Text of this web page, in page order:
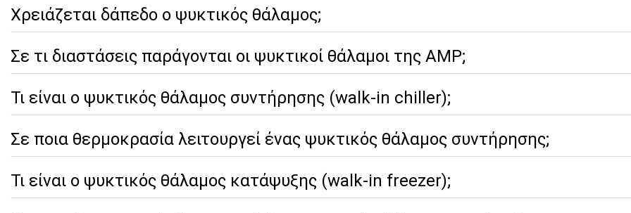
Χρειάζεται δάπεδο ο ψυκτικός θάλαμος;
Σε τι διαστάσεις παράγονται οι ψυκτικοί θάλαμοι της AMP;
Τι είναι ο ψυκτικός θάλαμος συντήρησης (walk-in chiller);
Σε ποια θερμοκρασία λειτουργεί ένας ψυκτικός θάλαμος συντήρησης;
Τι είναι ο ψυκτικός θάλαμος κατάψυξης (walk-in freezer);